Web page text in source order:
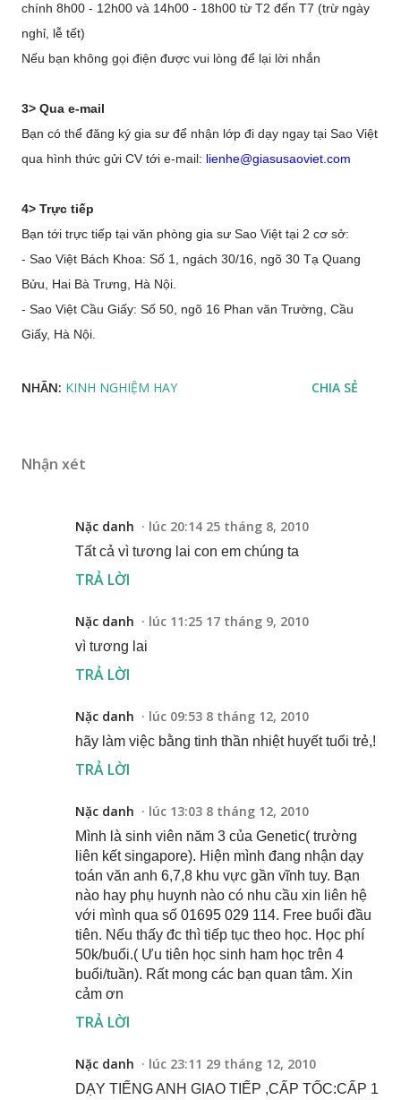
chính 8h00 - 12h00 và 14h00 - 18h00 từ T2 đến T7 (trừ ngày
nghỉ, lễ tết)
Nếu bạn không gọi điện được vui lòng để lại lời nhắn
3> Qua e-mail
Bạn có thể đăng ký gia sư để nhận lớp đi dạy ngay tại Sao Việt
qua hình thức gửi CV tới e-mail: lienhe@giasusaoviet.com
4> Trực tiếp
Bạn tới trực tiếp tại văn phòng gia sư Sao Việt tại 2 cơ sở:
- Sao Việt Bách Khoa: Số 1, ngách 30/16, ngõ 30 Tạ Quang
Bửu, Hai Bà Trưng, Hà Nội.
- Sao Việt Cầu Giấy: Số 50, ngõ 16 Phan văn Trường, Cầu
Giấy, Hà Nội.
NHÃN: KINH NGHIỆM HAY CHIA SẺ
Nhận xét
Nặc danh lúc 20:14 25 tháng 8, 2010
Tất cả vì tương lai con em chúng ta
TRẢ LỜI
Nặc danh lúc 11:25 17 tháng 9, 2010
vì tương lai
TRẢ LỜI
Nặc danh lúc 09:53 8 tháng 12, 2010
hãy làm việc bằng tinh thần nhiệt huyết tuổi trẻ,!
TRẢ LỜI
Nặc danh lúc 13:03 8 tháng 12, 2010
Mình là sinh viên năm 3 của Genetic( trường
liên kết singapore). Hiện mình đang nhận dạy
toán văn anh 6,7,8 khu vực gần vĩnh tuy. Bạn
nào hay phụ huynh nào có nhu cầu xin liên hệ
với mình qua số 01695 029 114. Free buổi đầu
tiên. Nếu thấy đc thì tiếp tục theo học. Học phí
50k/buổi.( Ưu tiên học sinh ham học trên 4
buổi/tuần). Rất mong các bạn quan tâm. Xin
cảm ơn
TRẢ LỜI
Nặc danh lúc 23:11 29 tháng 12, 2010
DẠY TIẾNG ANH GIAO TIẾP ,CẤP TỐC:CẤP 1